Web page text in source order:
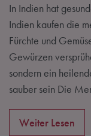
In Indien hat
Indien kaufen die
Fürchte und
Gewürzen
sondern ein
sauber sein Die
Weiter Lesen